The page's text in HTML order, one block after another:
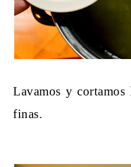
Lavamos y cortamos
finas.